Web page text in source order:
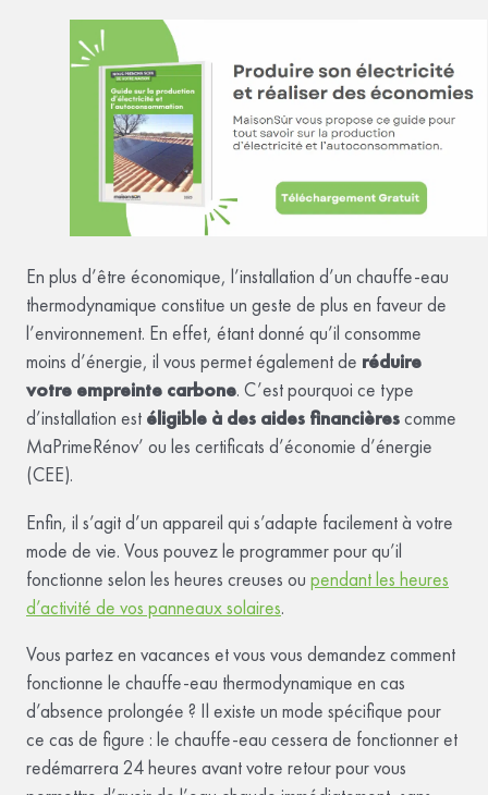
En plus d’être économique, l’installation d’un chauffe-eau
thermodynamique constitue un geste de plus en faveur de
l’environnement. En effet, étant donné qu’il consomme
moins d’énergie, il vous permet également de réduire
votre empreinte carbone. C’est pourquoi ce type
d’installation est éligible à des aides financièrescomme
MaPrimeRénov’ ou les certificats d’économie d’énergie
(CEE).
Enfin, il s’agit d’un appareil qui s’adapte facilement à votre
mode de vie. Vous pouvez le programmer pour qu’il
fonctionne selon les heures creuses ou pendant les heures
d’activité de vos panneaux solaires.
Vous partez en vacances et vous vous demandez comment
fonctionne le chauffe-eau thermodynamique en cas
d’absence prolongée ? Il existe un mode spécifique pour
ce cas de figure : le chauffe-eau cessera de fonctionner et
redémarrera 24 heures avant votre retour pour vous